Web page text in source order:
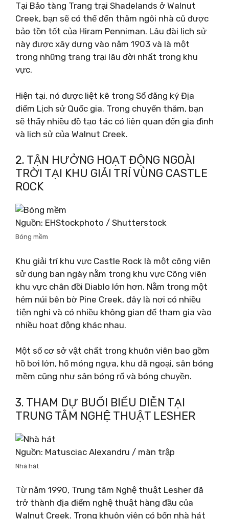
Tại Bảo tàng Trang trại Shadelands ở Walnut
Creek, bạn sẽ có thể đến thăm ngôi nhà cũ được
bảo tồn tốt của Hiram Penniman. Lâu đài lịch sử
này được xây dựng vào năm 1903 và là một
trong những trang trại lâu đời nhất trong khu
vực.
Hiện tại, nó được liệt kê trong Sổ đăng ký Địa
điểm Lịch sử Quốc gia. Trong chuyến thăm, bạn
sẽ thấy nhiều đồ tạo tác có liên quan đến gia đình
và lịch sử của Walnut Creek.
2. TẬN HƯỞNG HOẠT ĐỘNG NGOÀI
TRỜI TẠI KHU GIẢI TRÍ VÙNG CASTLE
ROCK
Nguồn: EHStockphoto / Shutterstock
Bóng mềm
Khu giải trí khu vực Castle Rock là một công viên
sử dụng ban ngày nằm trong khu vực Công viên
khu vực chân đồi Diablo lớn hơn. Nằm trong một
hẻm núi bên bờ Pine Creek, đây là nơi có nhiều
tiện nghi và có nhiều không gian để tham gia vào
nhiều hoạt động khác nhau.
Một số cơ sở vật chất trong khuôn viên bao gồm
hồ bơi lớn, hố móng ngựa, khu dã ngoại, sân bóng
mềm cũng như sân bóng rổ và bóng chuyền.
3. THAM DỰ BUỔI BIỂU DIỄN TẠI
TRUNG TÂM NGHỆ THUẬT LESHER
Nguồn: Matusciac Alexandru / màn trập
Nhà hát
Từ năm 1990, Trung tâm Nghệ thuật Lesher đã
trở thành địa điểm nghệ thuật hàng đầu của
Walnut Creek. Trong khuôn viên có bốn nhà hát